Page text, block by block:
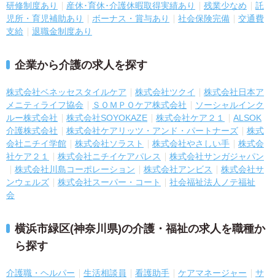
研修制度あり
産休･育休･介護休暇取得実績あり 残業少なめ
託
児所・育児補助あり
ボーナス・賞与あり 社会保険完備
交通費
支給
退職金制度あり
企業から介護の求人を探す
株式会社ベネッセスタイルケア 株式会社ツクイ
株式会社日本ア
メニティライフ協会
ＳＯＭＰＯケア株式会社
ソーシャルインク
ルー株式会社
株式会社SOYOKAZE 株式会社ケア２１
ALSOK
介護株式会社
株式会社ケアリッツ・アンド・パートナーズ
株式
会社ニチイ学館
株式会社ソラスト 株式会社やさしい手
株式会
社ケア２１
株式会社ニチイケアパレス
株式会社サンガジャパン
株式会社川島コーポレーション
株式会社アンビス
株式会社サ
ンウェルズ
株式会社スーパー・コート
社会福祉法人ノテ福祉
会
横浜市緑区(神奈川県)の介護・福祉の求人を職種か
ら探す
介護職・ヘルパー 生活相談員 看護助手 ケアマネージャー
サ